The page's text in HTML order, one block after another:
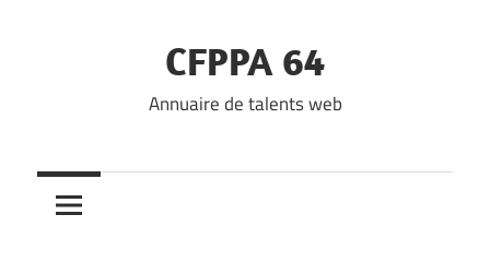
CFPPA 64
Annuaire de talents web